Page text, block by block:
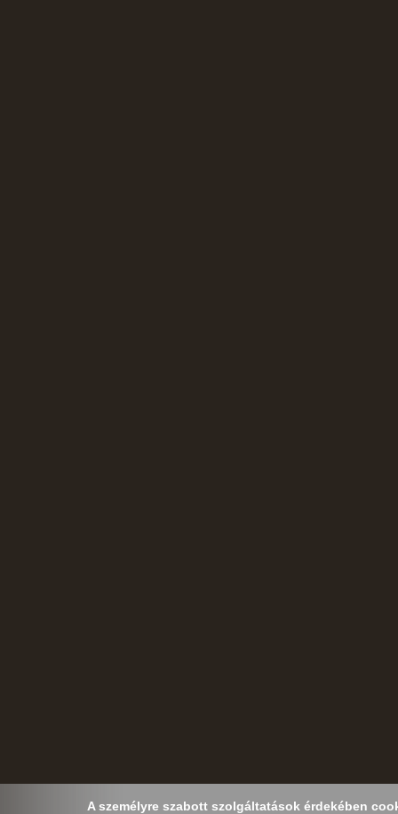
A személyre szabott szolgáltatások érdekében